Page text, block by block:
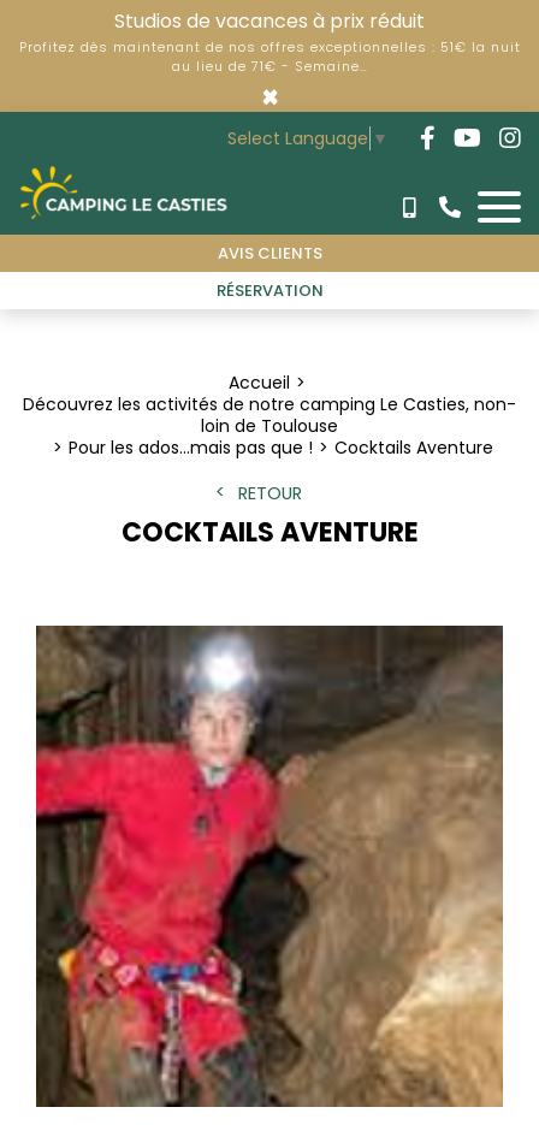
Studios de vacances à prix réduit
Profitez dès maintenant de nos offres exceptionnelles : 51€ la nuit
au lieu de 71€ - Semaine…
×
Select Language ▼
AVIS CLIENTS
RÉSERVATION
Accueil
Découvrez les activités de notre camping Le Casties, non-
loin de Toulouse
Pour les ados…mais pas que !
Cocktails Aventure
RETOUR
COCKTAILS AVENTURE